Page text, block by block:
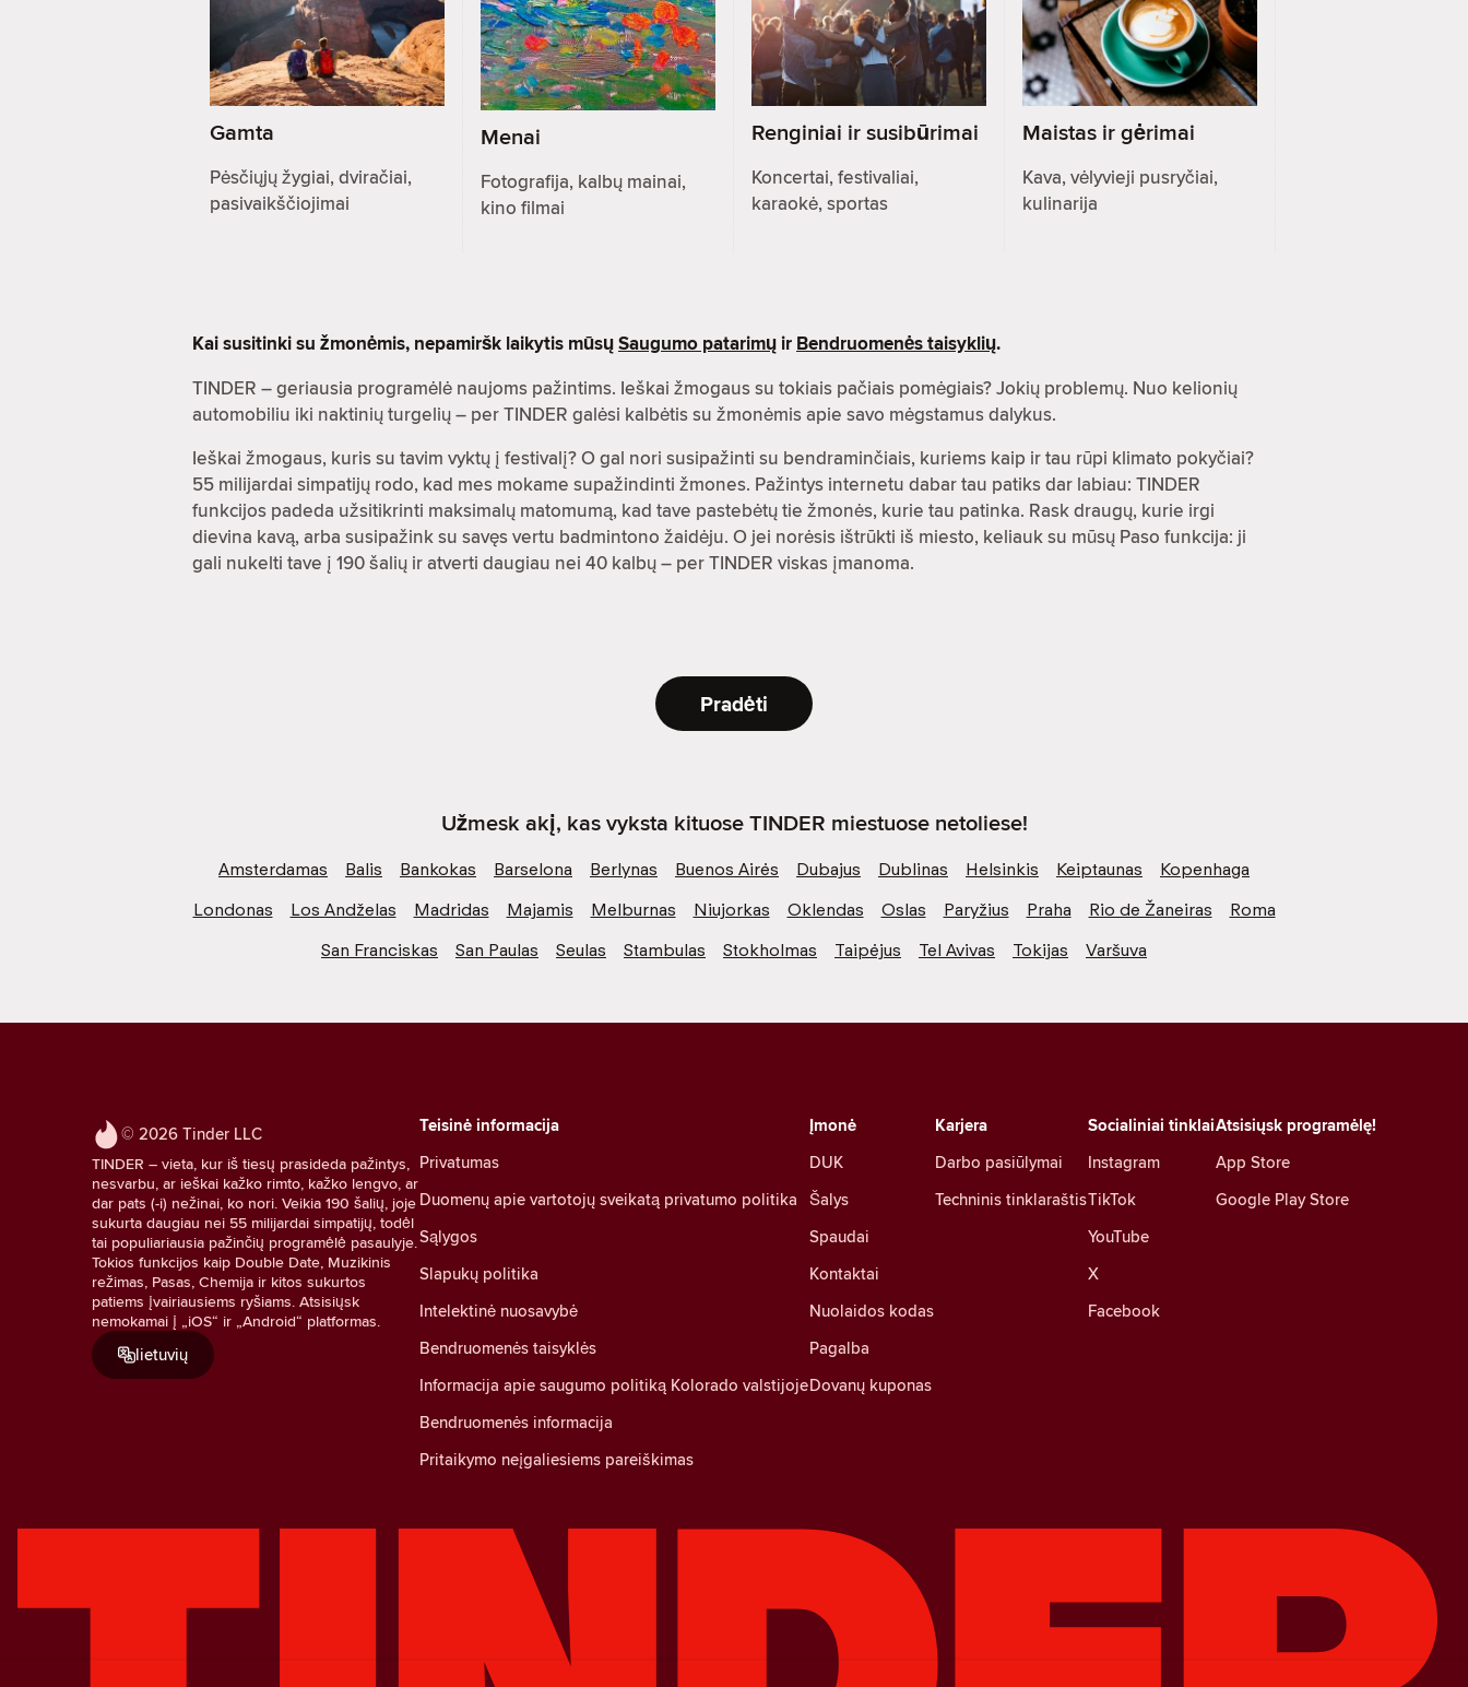
Gamta
Pėsčiųjų žygiai, dviračiai,
pasivaikščiojimai
Menai
Fotografija, kalbų mainai,
kino filmai
Renginiai ir susibūrimai
Koncertai, festivaliai,
karaokė, sportas
Maistas ir gėrimai
Kava, vėlyvieji pusryčiai,
kulinarija
Kai susitinki su žmonėmis, nepamiršk laikytis mūsųSaugumo patarimų ir Bendruomenės taisyklių.
TINDER – geriausia programėlė naujoms pažintims. Ieškai žmogaus su tokiais pačiais pomėgiais? Jokių problemų. Nuo kelionių
automobiliu iki naktinių turgelių – per TINDER galėsi kalbėtis su žmonėmis apie savo mėgstamus dalykus.
Ieškai žmogaus, kuris su tavim vyktų į festivalį? O gal nori susipažinti su bendraminčiais, kuriems kaip ir tau rūpi klimato pokyčiai?
55 milijardai simpatijų rodo, kad mes mokame supažindinti žmones. Pažintys internetu dabar tau patiks dar labiau: TINDER
funkcijos padeda užsitikrinti maksimalų matomumą, kad tave pastebėtų tie žmonės, kurie tau patinka. Rask draugų, kurie irgi
dievina kavą, arba susipažink su savęs vertu badmintono žaidėju. O jei norėsis ištrūkti iš miesto, keliauk su mūsų Paso funkcija: ji
gali nukelti tave į 190 šalių ir atverti daugiau nei 40 kalbų – per TINDER viskas įmanoma.
Pradėti
Užmesk akį, kas vyksta kituose TINDER miestuose netoliese!
Amsterdamas Balis Bankokas Barselona Berlynas Buenos Airės Dubajus Dublinas Helsinkis Keiptaunas
Kopenhaga
Londonas
Los Andželas Madridas Majamis Melburnas Niujorkas Oklendas Oslas Paryžius Praha Rio de Žaneiras
Roma
San Franciskas
San Paulas Seulas Stambulas Stokholmas Taipėjus Tel Avivas Tokijas Varšuva
© 2026 Tinder LLC
TINDER – vieta, kur iš tiesų prasideda pažintys,
nesvarbu, ar ieškai kažko rimto, kažko lengvo, ar
dar pats (-i) nežinai, ko nori. Veikia 190 šalių, joje
sukurta daugiau nei 55 milijardai simpatijų, todėl
tai populiariausia pažinčių programėlė pasaulyje.
Tokios funkcijos kaip Double Date, Muzikinis
režimas, Pasas, Chemija ir kitos sukurtos
patiems įvairiausiems ryšiams. Atsisiųsk
nemokamai į „iOS“ ir „Android“ platformas.
lietuvių
Socialiniai tinklai
Instagram
TikTok
YouTube
X
Facebook
Teisinė informacija
Privatumas
Duomenų apie vartotojų sveikatą privatumo politika
Sąlygos
Slapukų politika
Intelektinė nuosavybė
Bendruomenės taisyklės
Informacija apie saugumo politiką Kolorado valstijoje
Bendruomenės informacija
Pritaikymo neįgaliesiems pareiškimas
Karjera
Darbo pasiūlymai
Techninis tinklaraštis
Įmonė
DUK
Šalys
Spaudai
Kontaktai
Nuolaidos kodas
Pagalba
Dovanų kuponas
Atsisiųsk programėlę!
App Store
Google Play Store